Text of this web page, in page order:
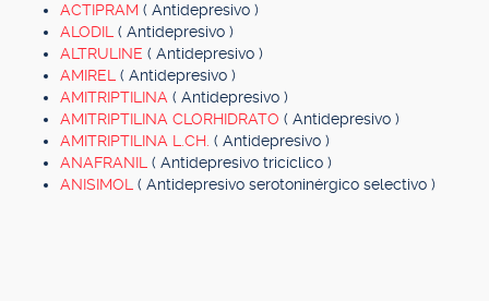
ACTIPRAM ( Antidepresivo )
ALODIL ( Antidepresivo )
ALTRULINE ( Antidepresivo )
AMIREL ( Antidepresivo )
AMITRIPTILINA ( Antidepresivo )
AMITRIPTILINA CLORHIDRATO ( Antidepresivo )
AMITRIPTILINA L.CH. ( Antidepresivo )
ANAFRANIL ( Antidepresivo tricíclico )
ANISIMOL ( Antidepresivo serotoninérgico selectivo )